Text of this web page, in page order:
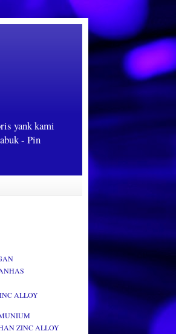
yank kami
- Pin
ALLOY
ZINC ALLOY